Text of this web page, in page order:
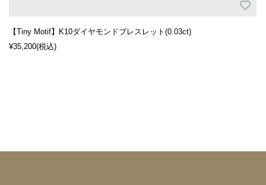
【Tiny Motif】K10ダイヤモンドブレスレット(0.03ct)
¥35,200(税込)